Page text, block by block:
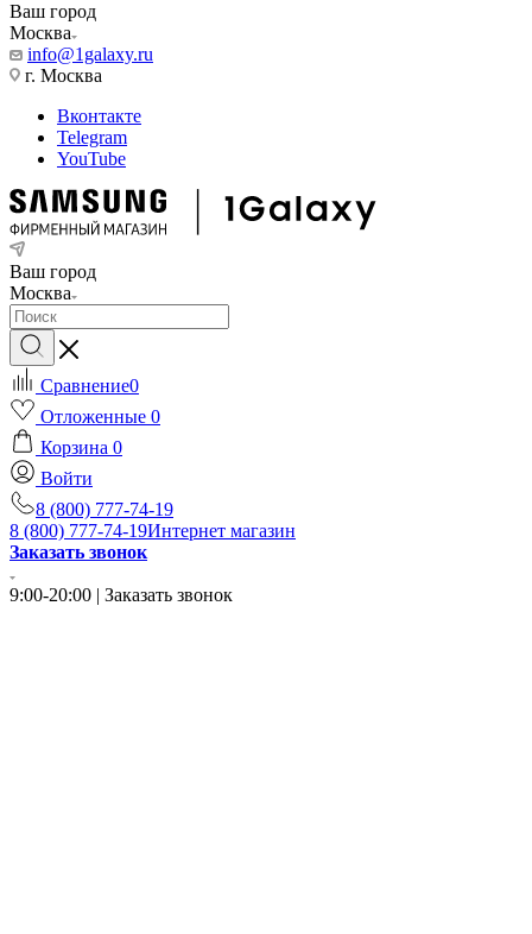
Ваш город
Москва
info@1galaxy.ru
г. Москва
Вконтакте
Telegram
YouTube
Ваш город
Москва
Сравнение0
Отложенные 0
Корзина 0
Войти
8 (800) 777-74-19
8 (800) 777-74-19Интернет магазин
Заказать звонок
9:00-20:00 | Заказать звонок